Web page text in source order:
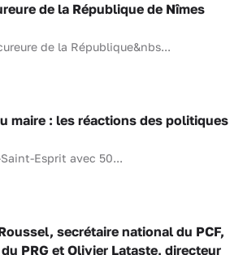
de la République de Nîmes
de la République&nbs...
maire : les réactions des politiques
Esprit avec 50...
secrétaire national du PCF,
PRG et Olivier Lataste, directeur